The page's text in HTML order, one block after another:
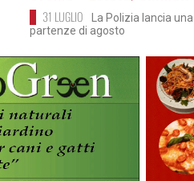
31 LUGLIO
La Polizia lancia
partenze di agosto